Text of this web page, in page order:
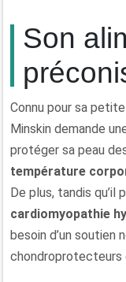
Son
Connu pour sa
Minskin demande
protéger sa peau
température
De plus, tandis qu’il
cardiomyopathie
besoin d’un soutien
chondroprotecteurs